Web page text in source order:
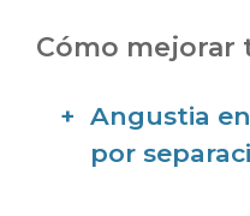
Cómo mejorar
Angustia
por